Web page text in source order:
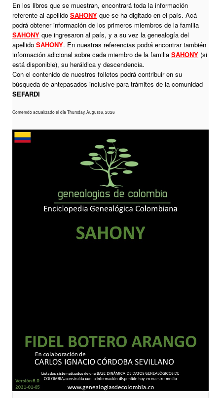
En los libros que se muestran, encontrará toda la información
referente al apellido SAHONY que se ha digitado en el país. Acá
podrá obtener información de los primeros miembros de la familia
SAHONY que ingresaron al país, y a su vez la genealogía del
apellido SAHONY. En nuestras referencias podrá encontrar también
información adicional sobre cada miembro de la familia SAHONY (si
está disponible), su heráldica y descendencia.
Con el contenido de nuestros folletos podrá contribuir en su
búsqueda de antepasados inclusive para trámites de la comunidad
SEFARDI
Contenido actualizado el día Thursday, August 6, 2026